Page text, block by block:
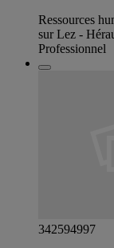
Ressources
sur Lez -
Professionnel
342594997